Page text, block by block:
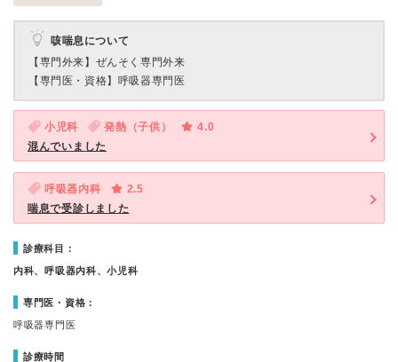
咳喘息について
【専門外来】 ぜんそく専門外来
【専門医・資格】 呼吸器専門医
小児科 発熱（子供）
4.0
混んでいました
呼吸器内科
2.5
喘息で受診しました
診療科目：
内科、呼吸器内科、小児科
専門医・資格：
呼吸器専門医
診療時間